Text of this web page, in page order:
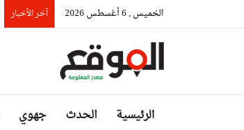
الخميس , 6 أغسطس 2026 آخر الأخبار
الرئيسية الحدث جهوي